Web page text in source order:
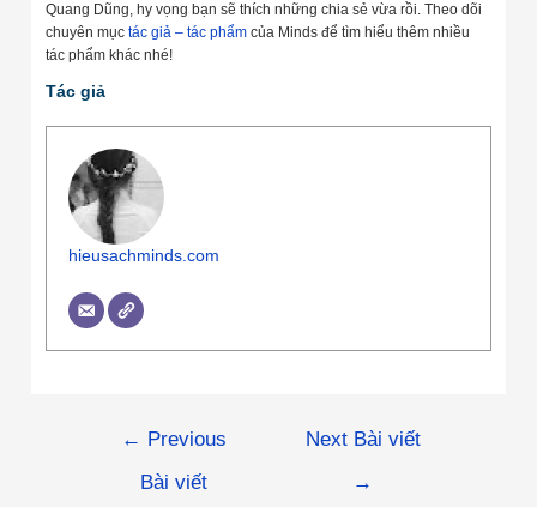
Quang Dũng, hy vọng bạn sẽ thích những chia sẻ vừa rồi. Theo dõi
chuyên mụctác giả – tác phẩm của Minds để tìm hiểu thêm nhiều
tác phẩm khác nhé!
Tác giả
hieusachminds.com
← Previous
Bài viết
Next Bài viết
→